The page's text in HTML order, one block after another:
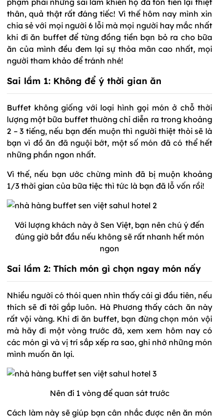
thân, quả thật rất đáng tiếc! Vì thế hôm nay mình xin
chia sẻ với mọi người 6 lỗi mà mọi người hay mắc nhất
khi đi ăn buffet để từng đồng tiền bạn bỏ ra cho bữa
ăn của mình đều đem lại sự thỏa mãn cao nhất, mọi
người tham khảo để tránh nhé!
Sai lầm 1: Không để ý thời gian ăn
Buffet không giống với loại hình gọi món ở chỗ thời
lượng một bữa buffet thường chỉ diễn ra trong khoảng
2 – 3 tiếng, nếu bạn đến muộn thì người thiệt thòi sẽ là
bạn vì đồ ăn đã nguội bớt, một số món đã có thể hết
những phần ngon nhất.
Vì thế, nếu bạn ước chừng mình đã bị muộn khoảng
1/3 thời gian của bữa tiệc thì tức là bạn đã lỗ vốn rồi!
Với lượng khách này ở Sen Việt, bạn nên chú ý đến
đúng giờ bắt đầu nếu không sẽ rất nhanh hết món
ngon
Sai lầm 2: Thích món gì chọn ngay món nấy
Nhiều người có thói quen nhìn thấy cái gì đầu tiên, nếu
thích sẽ đi tới gắp luôn. Hà Phương thấy cách ăn này
rất vội vàng. Khi đi ăn buffet, bạn đừng chọn món vội
mà hãy đi một vòng trước đã, xem xem hôm nay có
các món gì và vị trí sắp xếp ra sao, ghi nhớ những món
mình muốn ăn lại.
Nên đi 1 vòng để quan sát trước
Cách làm này sẽ giúp bạn cân nhắc được nên ăn món